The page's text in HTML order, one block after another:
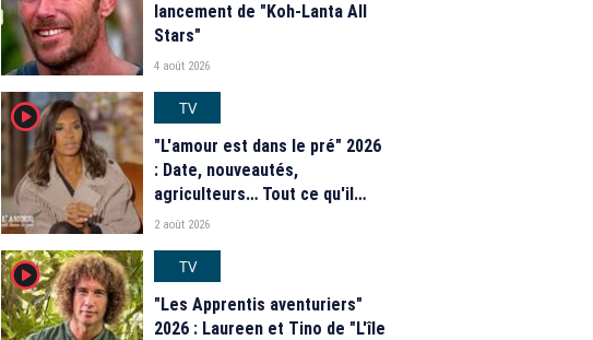
lancement de "Koh-Lanta All
Stars"
4 août 2026
player2
TV
"L'amour est dans le pré" 2026
: Date, nouveautés,
agriculteurs… Tout ce qu'il
faut savoir sur la saison 21 du
2 août 2026
player2
TV
"Les Apprentis aventuriers"
2026 : Laureen et Tino de "L'île